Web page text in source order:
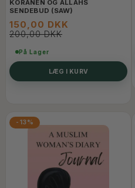
KORANEN OG ALLAHS
SENDEBUD (SAW)
150,00 DKK
200,00 DKK
På Lager
LÆG I KURV
-13%